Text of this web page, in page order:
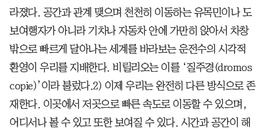
라졌다. 공간과 관계 맺으며 천천히 이동하는 유목민이나 도
보여행자가 아니라 기차나 자동차 안에 가만히 앉아서 차창
밖으로 빠르게 달아나는 세계를 바라보는 운전수의 시각적
환영이 우리를 지배한다. 비릴리오는 이를 ‘질주경(dromos
copie)’이라 불렀다.2) 이제 우리는 완전히 다른 방식으로 존
재한다. 이곳에서 저곳으로 빠른 속도로 이동할 수 있으며,
어디서나 볼 수 있고 또한 보여질 수 있다. 시간과 공간이 해